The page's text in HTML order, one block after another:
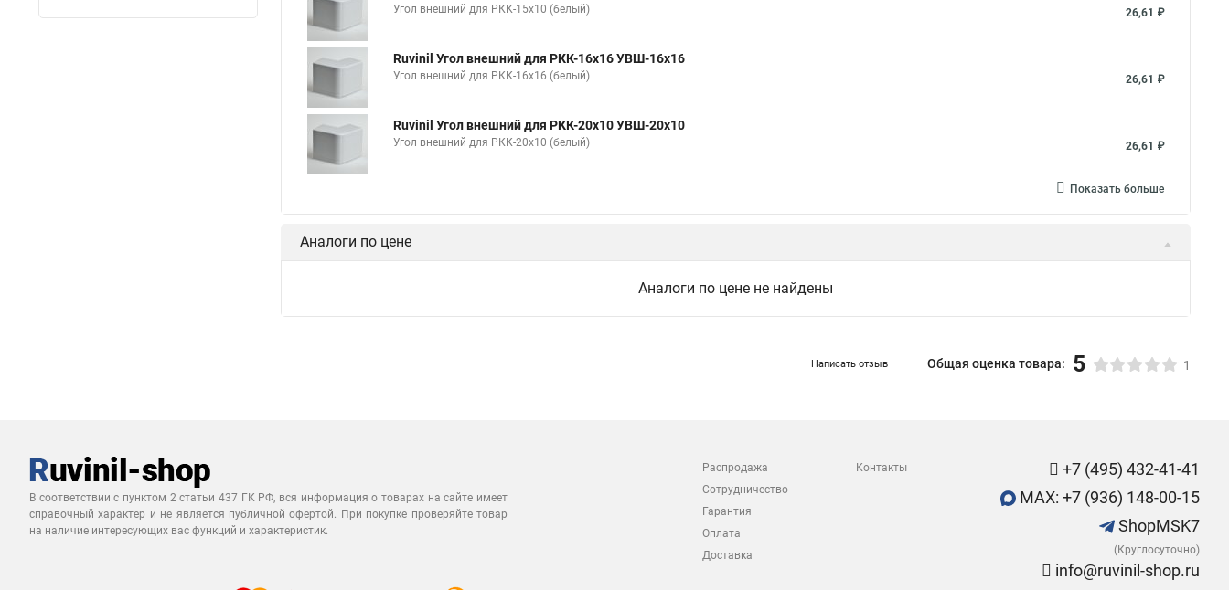
Угол внешний для РКК-15х10 (белый) 26,61 ₽
Ruvinil Угол внешний для РКК-16х16 УВШ-16х16
Угол внешний для РКК-16х16 (белый) 26,61 ₽
Ruvinil Угол внешний для РКК-20х10 УВШ-20х10
Угол внешний для РКК-20х10 (белый) 26,61 ₽
Показать больше
Аналоги по цене
Аналоги по цене не найдены
Написать отзыв Общая оценка товара: 5 1
В соответствии с пунктом 2 статьи 437 ГК РФ, вся информация о товарах на сайте имеет
справочный характер и не является публичной офертой. При покупке проверяйте товар
на наличие интересующих вас функций и характеристик.
Распродажа
Сотрудничество
Гарантия
Оплата
Доставка
Контакты
+7 (495) 432-41-41
MAX: +7 (936) 148-00-15
ShopMSK7
(Круглосуточно)
info@ruvinil-shop.ru